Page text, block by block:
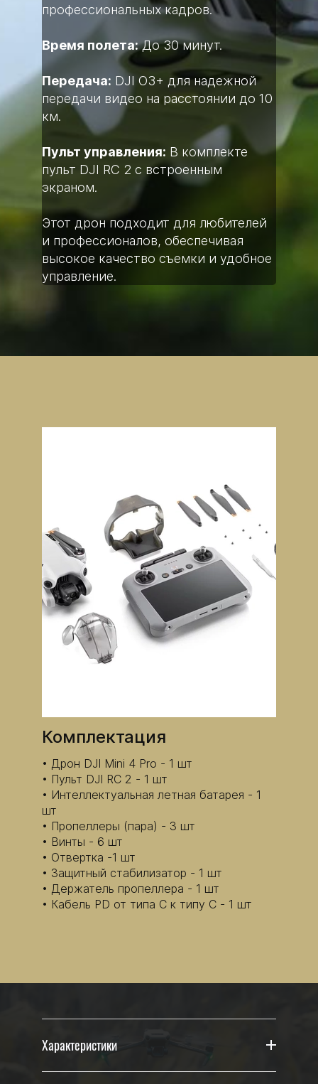
профессиональных кадров.
Время полета:До 30 минут.
Передача: DJI O3+ для надежной
передачи видео на расстоянии до 10
км.
Пульт управления: В комплекте
пульт DJI RC 2 с встроенным
экраном.
Этот дрон подходит для любителей
и профессионалов, обеспечивая
высокое качество съемки и удобное
управление.
​Комплектация
Дрон DJI Mini 4 Pro - 1 шт
Пульт DJI RC 2 - 1 шт
Интеллектуальная летная батарея - 1
шт
Пропеллеры (пара) - 3 шт
Винты - 6 шт
Отвертка -1 шт
Защитный стабилизатор - 1 шт
Держатель пропеллера - 1 шт
Кабель PD от типа C к типу C - 1 шт
Характеристики